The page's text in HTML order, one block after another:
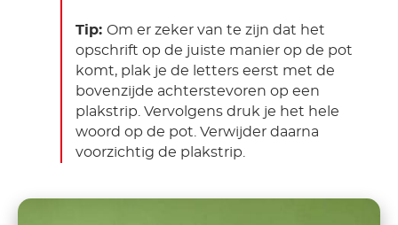
Tip: Om er zeker van te zijn dat het
opschrift op de juiste manier op de pot
komt, plak je de letters eerst met de
bovenzijde achterstevoren op een
plakstrip. Vervolgens druk je het hele
woord op de pot. Verwijder daarna
voorzichtig de plakstrip.